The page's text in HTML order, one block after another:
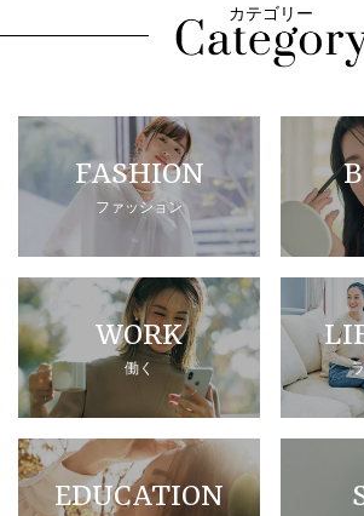
カテゴリー
FASHION
ファッション
WORK
働く
EDUCATION